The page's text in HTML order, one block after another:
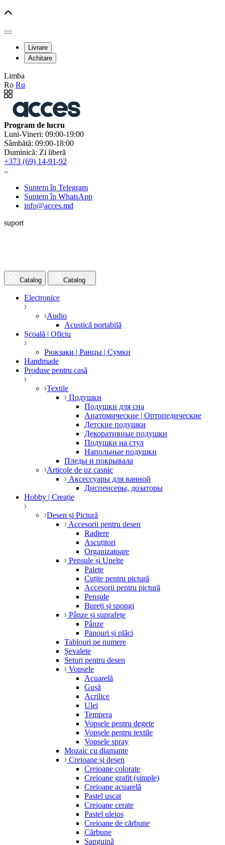
Livrare
Achitare
Limba
Ro Ru
Program de lucru
Luni-Vineri: 09:00-19:00
Sâmbătă: 09:00-18:00
Duminică: Zi liberă
+373 (69) 14-91-92
Suntem în Telegram
Suntem în WhatsApp
info@acces.md
suport
Catalog Catalog
Electronice
Audio
Acustică portabilă
Școală | Oficiu
Рюкзаки | Ранцы | Сумки
Handmade
Produse pentru casă
Textile
Подушки
Подушки для сна
Анатомические | Ортопедические
Детские подушки
Декоративные подушки
Подушки на стул
Напольные подушки
Пледы и покрывала
Articole de uz casnic
Аксессуары для ванной
Диспенсеры, дозаторы
Hobby | Creație
Desen și Pictură
Accesorii pentru desen
Radiere
Ascuțitori
Organizatoare
Pensule și Unelte
Palete
Cuțite pentru pictură
Accesorii pentru pictură
Pensule
Bureți și spongi
Pânze și suprafețe
Pânze
Panouri și plăci
Tablouri pe numere
Șevalete
Seturi pentru desen
Vopsele
Acuarelă
Gușă
Acrilice
Ulei
Tempera
Vopsele pentru degete
Vopsele pentru textile
Vopsele spray
Mozaic cu diamante
Creioane și desen
Creioane colorate
Creioane grafit (simple)
Creioane acuarelă
Pastel uscat
Creioane cerate
Pastel uleios
Creioane de cărbune
Cărbune
Sanguină